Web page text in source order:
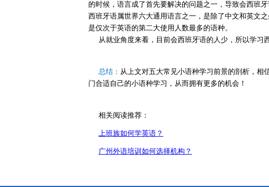
的时候，语言成了首先要解决的问题之一，导致会西班牙
西班牙语属世界六大通用语言之一，是除了中文和英文
是仅次于英语的第二大使用人数最多的语种。
从就业角度来看，目前会西班牙语的人少，所以学习
总结： 从上文对五大常见小语种学习前景的剖析，相
门合适自己的小语种学习，从而拥有更多的机会！
相关阅读推荐：
上班族如何学英语？
广州外语培训如何选择机构？